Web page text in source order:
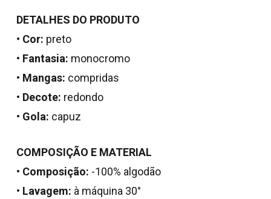
DETALHES DO PRODUTO
• Cor: preto
• Fantasia: monocromo
• Mangas: compridas
• Decote: redondo
• Gola: capuz
COMPOSIÇÃO E MATERIAL
• Composição: -100% algodão
• Lavagem: à máquina 30°